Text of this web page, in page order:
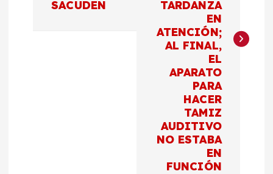
SACUDEN
TARDANZA
EN
ATENCIÓN;
AL FINAL,
EL
APARATO
PARA
HACER
TAMIZ
AUDITIVO
NO ESTABA
EN
FUNCIÓN